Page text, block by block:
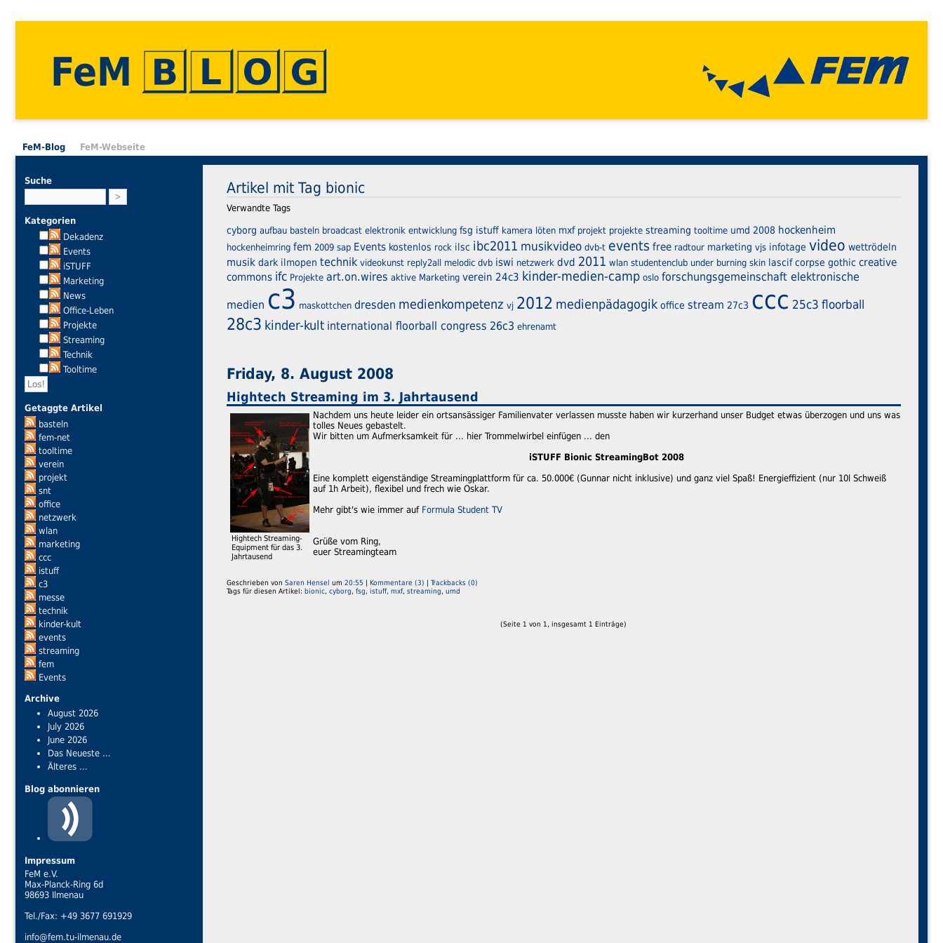
FeM
FeM-Blog FeM-Webseite
Suche
Kategorien
Dekadenz
Events
iSTUFF
Marketing
News
Office-Leben
Projekte
Streaming
Technik
Tooltime
Getaggte Artikel
basteln
fem-net
tooltime
verein
projekt
snt
office
netzwerk
wlan
marketing
ccc
istuff
c3
messe
technik
kinder-kult
events
streaming
fem
Events
Archive
August 2026
July 2026
June 2026
Das Neueste ...
Älteres ...
Blog abonnieren
Impressum
FeM e.V.
Max-Planck-Ring 6d
98693 Ilmenau
Tel./Fax: +49 3677 691929
info@fem.tu-ilmenau.de
Artikel mit Tag bionic
Verwandte Tags
cyborg aufbau basteln broadcast elektronik entwicklung fsg istuff kamera löten mxf projekt projekte streaming tooltime umd 2008 hockenheim
hockenheimring fem 2009 sap Events kostenlos rock ilsc ibc2011 musikvideo dvb-t events free radtour marketing vjs infotage video wettrödeln
musik dark ilmopen technik videokunst reply2all melodic dvb iswi netzwerk dvd 2011 wlan studentenclub under burning skin lascif corpse gothic creative
commons ifc Projekte art.on.wires aktive Marketing verein 24c3 kinder-medien-camp oslo forschungsgemeinschaft elektronische
medien c3 maskottchen dresden medienkompetenz vj 2012 medienpädagogik office stream 27c3 ccc 25c3 floorball
28c3 kinder-kult international floorball congress 26c3 ehrenamt
Friday, 8. August 2008
Hightech Streaming im 3. Jahrtausend
Hightech Streaming-
Equipment für das 3.
Jahrtausend
Nachdem uns heute leider ein ortsansässiger Familienvater verlassen musste haben wir kurzerhand unser Budget etwas überzogen und uns was
tolles Neues gebastelt.
Wir bitten um Aufmerksamkeit für ... hier Trommelwirbel einfügen ... den
iSTUFF Bionic StreamingBot 2008
Eine komplett eigenständige Streamingplattform für ca. 50.000€ (Gunnar nicht inklusive) und ganz viel Spaß! Energieffizient (nur 10l Schweiß
auf 1h Arbeit), flexibel und frech wie Oskar.
Mehr gibt's wie immer auf Formula Student TV
Grüße vom Ring,
euer Streamingteam
Geschrieben von Saren Hensel um 20:55 | Kommentare (3) | Trackbacks (0)
Tags für diesen Artikel: bionic, cyborg, fsg, istuff, mxf, streaming, umd
(Seite 1 von 1, insgesamt 1 Einträge)